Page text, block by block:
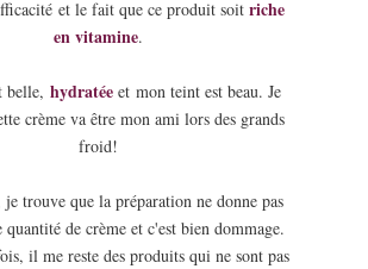
et le fait que ce produit soit riche
en vitamine.
belle, hydratéeet mon teint est beau. Je
crème va être mon ami lors des grands
froid!
trouve que la préparation ne donne pas
quantité de crème et c'est bien dommage.
il me reste des produits qui ne sont pas